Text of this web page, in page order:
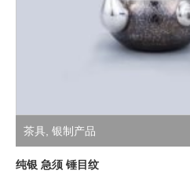
茶具 银制产品
纯银 急须 锤目纹